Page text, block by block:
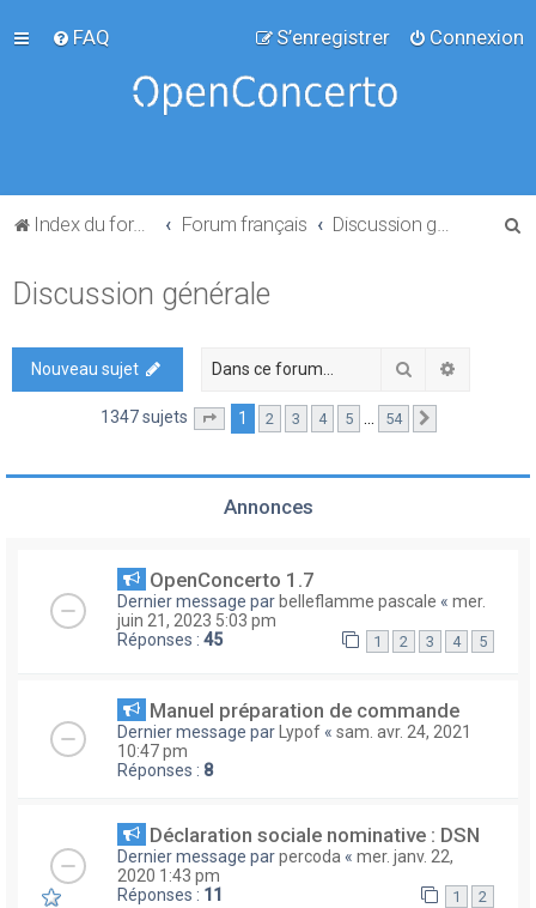
FAQ Connexion
S’enregistrer
Index du forum Forum français
Discussion générale
Nouveau sujet Rechercher
1347 sujets Page sur54
1 2 3 4 5 … 54
Annonces
OpenConcerto 1.7
Dernier message par belleflamme pascale « mer.
juin 21, 2023 5:03 pm
Réponses : 45 1 2 3 4 5
Manuel préparation de commande
Dernier message par Lypof « sam. avr. 24, 2021
10:47 pm
Réponses : 8
Déclaration sociale nominative : DSN
Dernier message parpercoda « mer. janv. 22,
2020 1:43 pm
Réponses : 11 1 2